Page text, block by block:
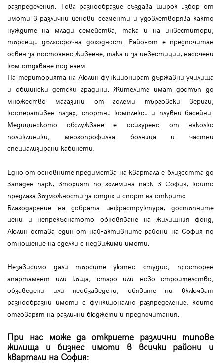
разпределения. Това разнообразие създава широк избор от
имоти в различни ценови сегменти и удовлетворява както
нуждите на млади семейства, така и на инвеститори,
търсещи дългосрочна доходност. Районът е предпочитан
освен за постоянно живеене, така и за инвестиции, насочени
към отдаване под наем.
На територията на Люлин функционират държавни училища
и общински детски градини. Жителите имат достъп до
множество магазини от големи търговски вериги,
кооперативен пазар, спортни комплекси и плувни басейни.
Медицинското обслужване е осигурено от няколко
поликлиники, многопрофилна болница и частни
специализирани кабинети.
Едно от основните предимства на квартала е близостта до
Западен парк, вторият по големина парк в София, който
предлага възможности за отдих и спорт на открито.
Благодарение на добрата инфраструктура, достъпните
цени и непрекъснатото обновяване на жилищния фонд,
Люлин остава един от най-активните райони на София по
отношение на сделки с недвижими имоти.
Независимо дали търсите уютно студио, просторен
апартамент или къща, старо или ново строителство,
обзаведени или необзаведени, обявите ни включват
разнообразни имоти с функционално разпределение, които
отговарят на различни бюджети и предпочитания.
При нас може да откриете различни типове
жилища и бизнес имоти в всички райони и
квартали на София: